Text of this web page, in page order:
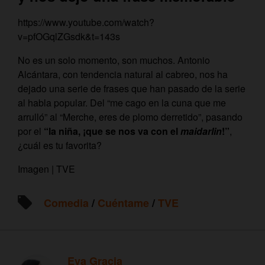
https://www.youtube.com/watch?
v=pfOGqlZGsdk&t=143s
No es un solo momento, son muchos. Antonio
Alcántara, con tendencia natural al cabreo, nos ha
dejado una serie de frases que han pasado de la serie
al habla popular. Del “me cago en la cuna que me
arrulló” al “Merche, eres de plomo derretido”, pasando
por el “la niña, ¡que se nos va con el maidarlin!”,
¿cuál es tu favorita?
Imagen | TVE
Comedia / Cuéntame /TVE
Eva Gracia